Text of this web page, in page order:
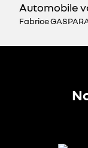
Automobile
Fabrice